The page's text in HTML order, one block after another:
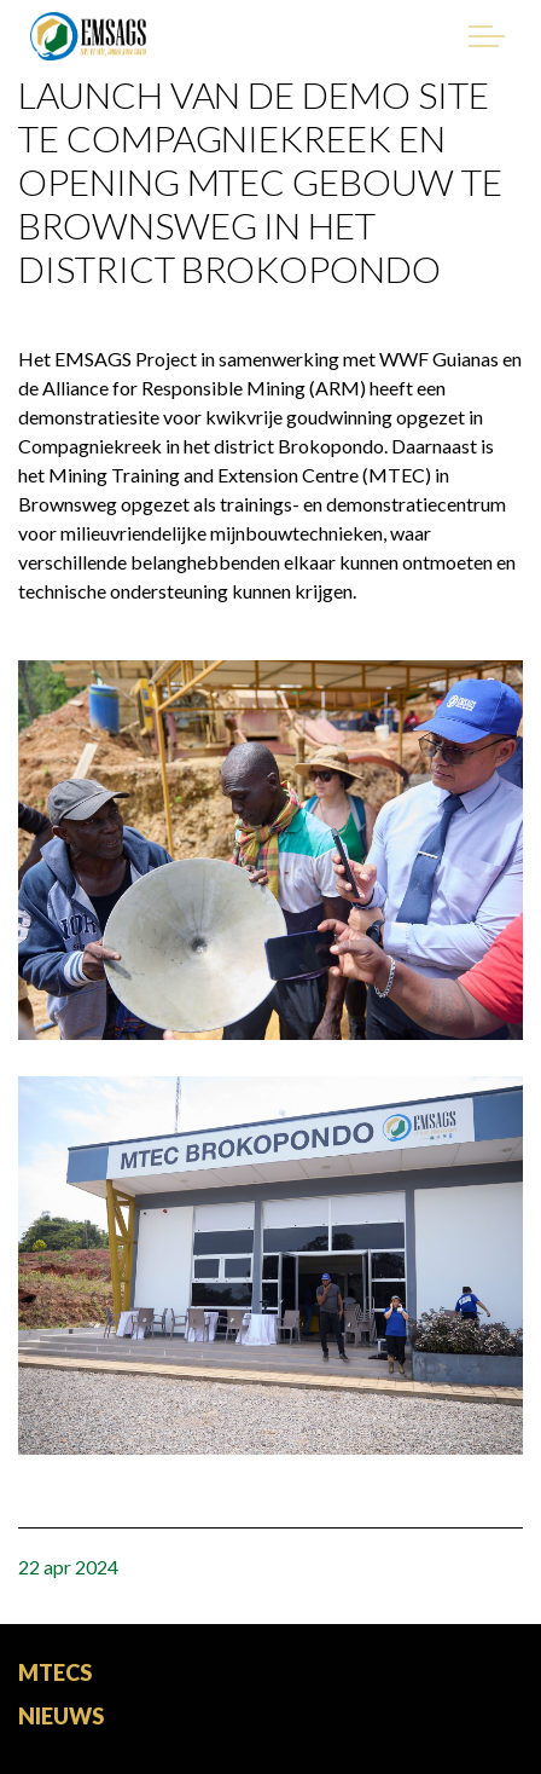
"Improving Environmental Management in the Mining
Sector of Suriname, with Emphasis on Artisanal and Small-
Scale Gold Mining (ASGM)" - EMSAGS Project
WIE WE ZIJN
WIE IS BETROKKEN
PROCUREMENT
REGIONAL CONFERENCE
CONTACT
NL
LAUNCH VAN DE DEMO SITE
TE COMPAGNIEKREEK EN
OPENING MTEC GEBOUW TE
BROWNSWEG IN HET
DISTRICT BROKOPONDO
Het EMSAGS Project in samenwerking met WWF Guianas en
de Alliance for Responsible Mining (ARM) heeft een
demonstratiesite voor kwikvrije goudwinning opgezet in
Compagniekreek in het district Brokopondo. Daarnaast is
het Mining Training and Extension Centre (MTEC) in
Brownsweg opgezet als trainings- en demonstratiecentrum
voor milieuvriendelijke mijnbouwtechnieken, waar
verschillende belanghebbenden elkaar kunnen ontmoeten en
technische ondersteuning kunnen krijgen.
22 apr 2024
MTECS
NIEUWS